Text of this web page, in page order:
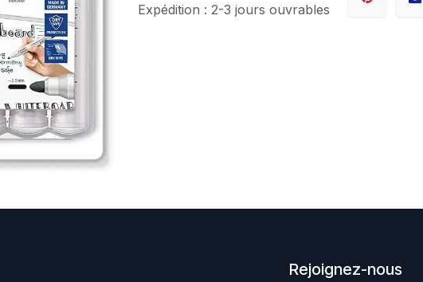
Expédition : 2-3 jours ouvrables
Rejoignez-nous